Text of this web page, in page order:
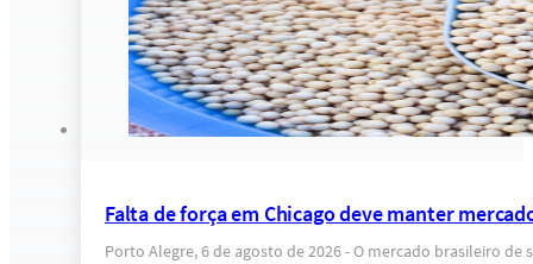
Falta de força em Chicago deve manter
Porto Alegre, 6 de agosto de 2026 - O mercado brasileiro